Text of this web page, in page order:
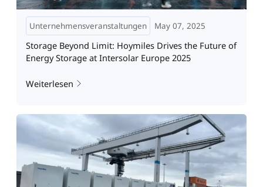
Unternehmensveranstaltungen May 07, 2025
Storage Beyond Limit: Hoymiles Drives the Future of
Energy Storage at Intersolar Europe 2025
Weiterlesen